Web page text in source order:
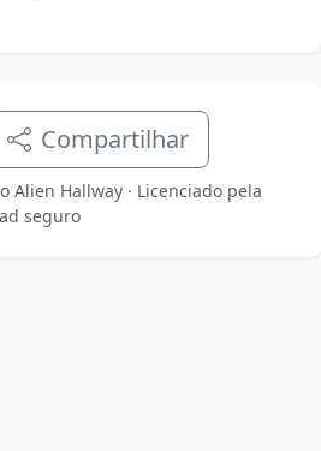
Compartilhar
Alien Hallway · Licenciado pela
seguro